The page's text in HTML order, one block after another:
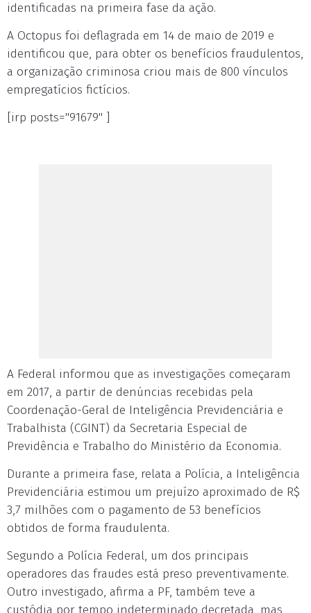
identificadas na primeira fase da ação.
A Octopus foi deflagrada em 14 de maio de 2019 e
identificou que, para obter os benefícios fraudulentos,
a organização criminosa criou mais de 800 vínculos
empregatícios fictícios.
[irp posts="91679" ]
A Federal informou que as investigações começaram
em 2017, a partir de denúncias recebidas pela
Coordenação-Geral de Inteligência Previdenciária e
Trabalhista (CGINT) da Secretaria Especial de
Previdência e Trabalho do Ministério da Economia.
Durante a primeira fase, relata a Polícia, a Inteligência
Previdenciária estimou um prejuízo aproximado de R$
3,7 milhões com o pagamento de 53 benefícios
obtidos de forma fraudulenta.
Segundo a Polícia Federal, um dos principais
operadores das fraudes está preso preventivamente.
Outro investigado, afirma a PF, também teve a
custódia por tempo indeterminado decretada, mas